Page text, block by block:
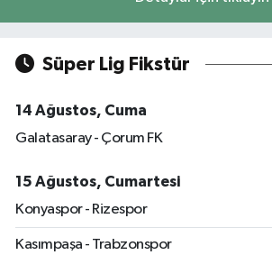
Süper Lig Fikstür
14 Ağustos, Cuma
Galatasaray - Çorum FK
15 Ağustos, Cumartesi
Konyaspor - Rizespor
Kasımpaşa - Trabzonspor